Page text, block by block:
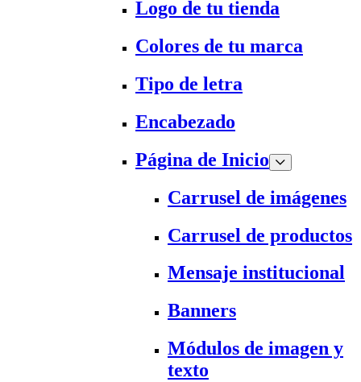
Logo de tu tienda
Colores de tu marca
Tipo de letra
Encabezado
Página de Inicio
Carrusel de imágenes
Carrusel de productos
Mensaje institucional
Banners
Módulos de imagen y
texto